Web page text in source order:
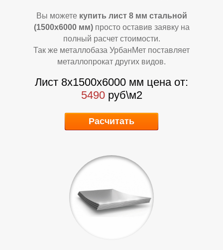
Т
Вы можете купить лист 8 мм стальной
(1500х6000 мм) просто оставив заявку на
полный расчет стоимости.
Так же металлобаза УрбанМет поставляет
металлопрокат других видов.
Лист 8х1500х6000 мм цена от:
5490руб\м2
Расчитать
Т